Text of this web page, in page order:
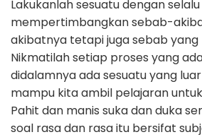
Lakukanlah sesuatu dengan selalu
mempertimbangkan sebab-
akibatnya tetapi juga sebab yang
Nikmatilah setiap proses yang
didalamnya ada sesuatu yang
mampu kita ambil pelajaran
Pahit dan manis suka dan duka
soal rasa dan rasa itu bersifat